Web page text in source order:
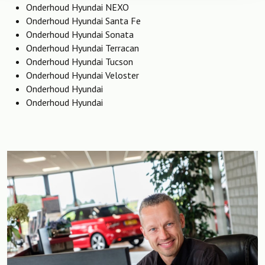
Onderhoud Hyundai NEXO
Onderhoud Hyundai Santa Fe
Onderhoud Hyundai Sonata
Onderhoud Hyundai Terracan
Onderhoud Hyundai Tucson
Onderhoud Hyundai Veloster
Onderhoud Hyundai
Onderhoud Hyundai